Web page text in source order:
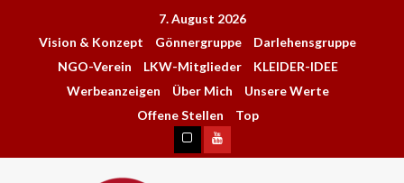
7. August 2026
Vision & Konzept
Gönnergruppe
Darlehensgruppe
NGO-Verein
LKW-Mitglieder
KLEIDER-IDEE
Werbeanzeigen
Über Mich
Unsere Werte
Offene Stellen
Top